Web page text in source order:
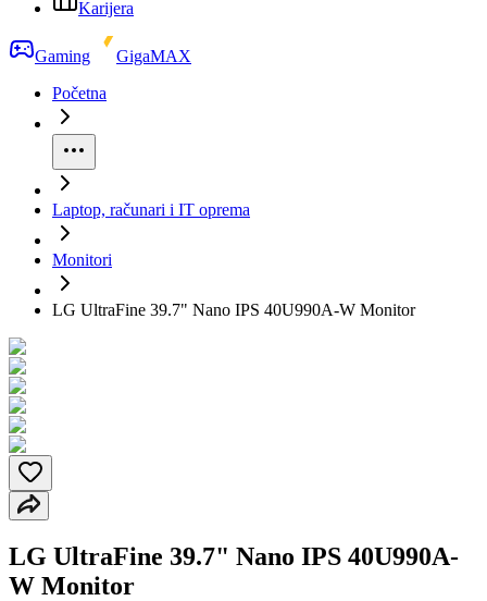
Karijera
Gaming
GigaMAX
Početna
Laptop, računari i IT oprema
Monitori
LG UltraFine 39.7" Nano IPS 40U990A-W Monitor
LG UltraFine 39.7" Nano IPS 40U990A-
W Monitor